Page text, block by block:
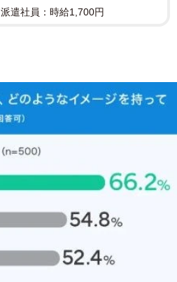
派遣社員：時給1,700円